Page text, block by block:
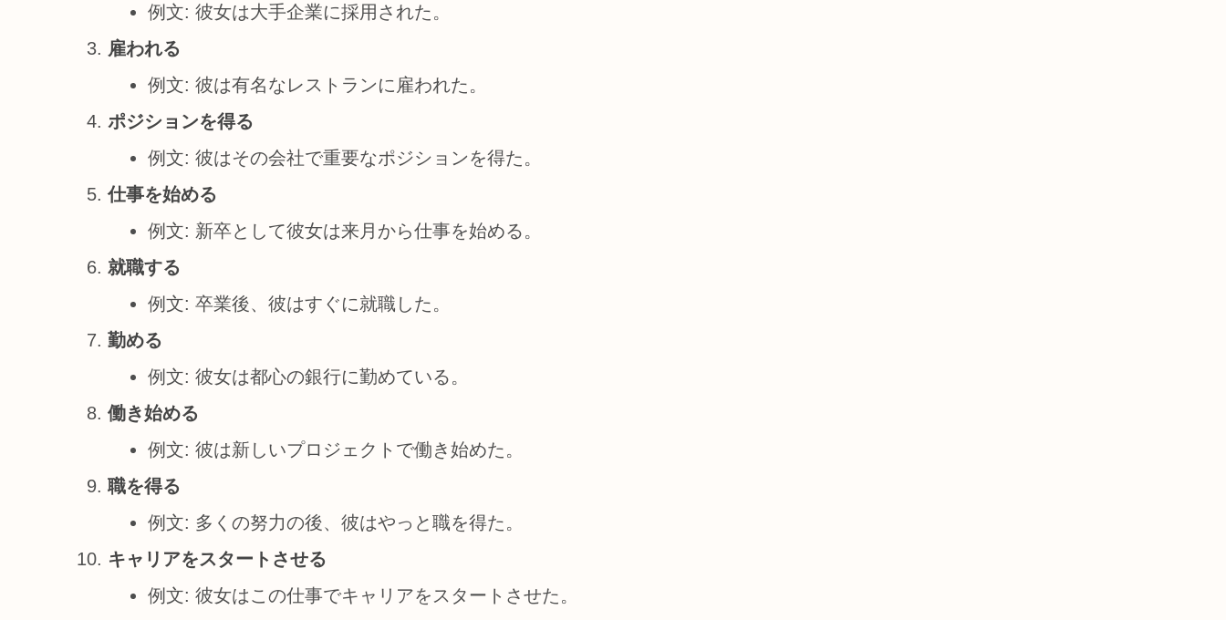
例文: 彼女は大手企業に採用された。
雇われる
例文: 彼は有名なレストランに雇われた。
ポジションを得る
例文: 彼はその会社で重要なポジションを得た。
仕事を始める
例文: 新卒として彼女は来月から仕事を始める。
就職する
例文: 卒業後、彼はすぐに就職した。
勤める
例文: 彼女は都心の銀行に勤めている。
働き始める
例文: 彼は新しいプロジェクトで働き始めた。
職を得る
例文: 多くの努力の後、彼はやっと職を得た。
キャリアをスタートさせる
例文: 彼女はこの仕事でキャリアをスタートさせた。